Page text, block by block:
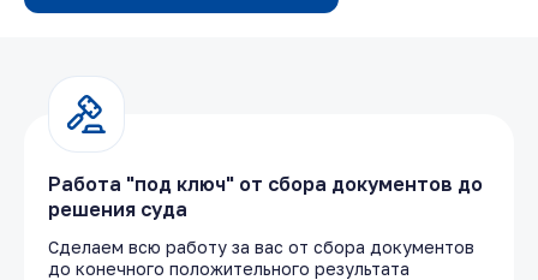
Работа "под ключ" от сбора документов до
решения суда
Сделаем всю работу за вас от сбора документов
до конечного положительного результата